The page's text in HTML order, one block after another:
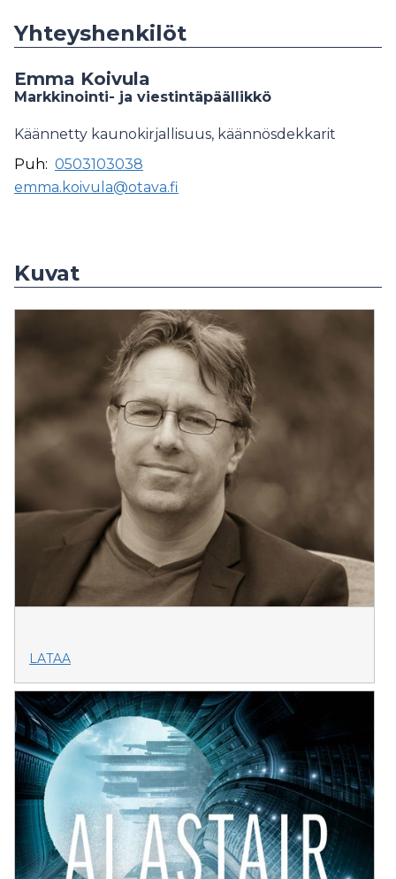
Yhteyshenkilöt
Emma Koivula
Markkinointi- ja viestintäpäällikkö
Käännetty kaunokirjallisuus, käännösdekkarit
Puh: 0503103038
emma.koivula@otava.fi
Kuvat
LATAA